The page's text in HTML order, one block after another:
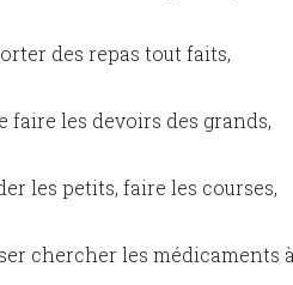
des repas tout faits,
faire les devoirs des grands,
les petits, faire les courses,
chercher les médicaments